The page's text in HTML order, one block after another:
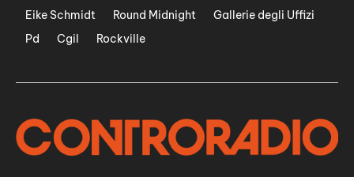
Eike Schmidt
Round Midnight
Gallerie degli Uffizi
Pd
Cgil Rockville